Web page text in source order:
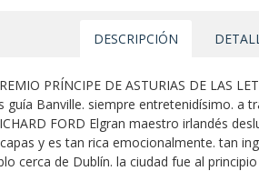
DESCRIPCIÓN
PRÍNCIPE DE ASTURIAS DE LAS
guía Banville. siempre entretenidísimo.
FORD Elgran maestro irlandés
y es tan rica emocionalmente. tan
cerca de Dublín. la ciudad fue al